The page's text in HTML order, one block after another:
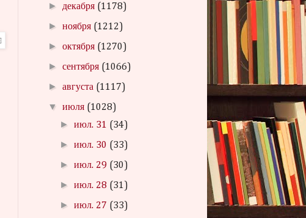
► декабря (1178)
►ноября (1212)
►октября (1270)
►сентября (1066)
►августа (1117)
▼июля (1028)
►июл. 31 (34)
►июл. 30 (33)
►июл. 29 (30)
►июл. 28 (31)
►июл. 27 (33)